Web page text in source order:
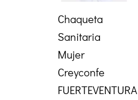
Chaqueta
Sanitaria
Mujer
Creyconfe
FUERTEVENTURA